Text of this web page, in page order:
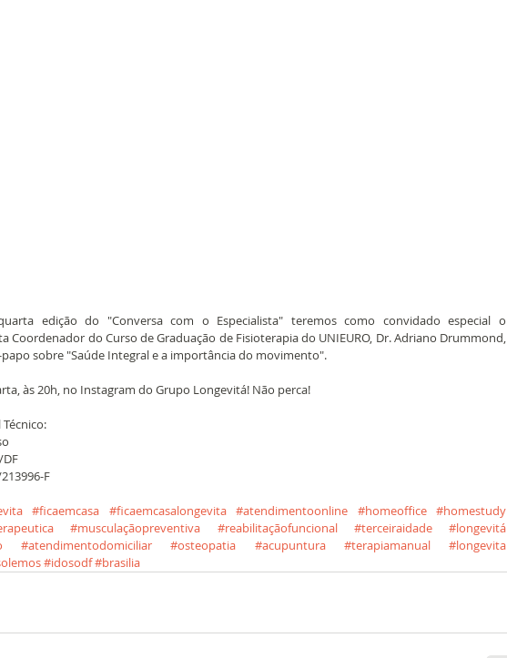
edição do "Conversa com o Especialista" teremos como convidado especial o
Coordenador do Curso de Graduação de Fisioterapia do UNIEURO, Dr. Adriano Drummond,
sobre "Saúde Integral e a importância do movimento".
às 20h, no Instagram do Grupo Longevitá! Não perca!
DF
F
#ficaemcasa #ficaemcasalongevita #atendimentoonline #homeoffice #homestudy
#musculaçãopreventiva #reabilitaçãofuncional #terceiraidade
#longevitá
#atendimentodomiciliar #osteopatia #acupuntura #terapiamanual
#longevita
#idosodf#brasilia